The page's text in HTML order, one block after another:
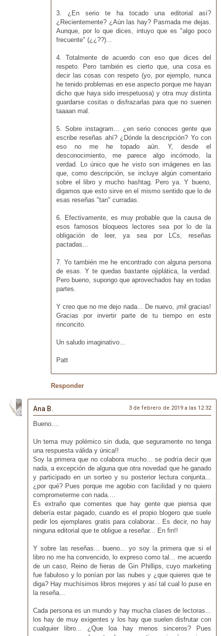
3. ¿En serio te ha tocado una editorial así?
¿Recientemente? ¿Aún las hay? Pasmada me dejas.
Aunque, por lo que dices, intuyo que es "algo poco
frecuente" (¿¿??)...
4. Totalmente de acuerdo con eso que dices del
respeto. Pero también es cierto que, una cosa es
decir las cosas con respeto (yo, por ejemplo, nunca
he tenido problemas en ese aspecto porque me hayan
dicho que haya sido irrespetuosa) y otra muy distinta
guardarse cositas o disfrazarlas para que no suenen
taaaan mal.
5. Sobre instagram... ¿en serio conoces gente que
escribe reseñas ahí? ¿Dónde la descripción? Yo con
eso no me he topado aún. Y, desde el
desconocimiento, me parece algo incómodo, la
verdad. Lo único que he visto son imágenes en las
que, como descripción, se incluye algún comentario
sobre el libro y mucho hashtag. Pero ya. Y bueno,
digamos que esto sirve en el mismo sentido que lo de
esas reseñas "tan" curradas.
6. Efectivamente, es muy probable que la causa de
esos famosos bloqueos lectores sea por lo de la
obligación de leer, ya sea por LCs, reseñas
pactadas...
7. Yo también me he encontrado con alguna persona
de esas. Y te quedas bastante ojiplática, la verdad.
Pero bueno, supongo que aprovechados hay en todas
partes.
Y creo que no me dejo nada... De nuevo, ¡mil gracias!
Gracias por invertir parte de tu tiempo en este
rinconcito.
Un saludo imaginativo...
Patt
Responder
Ana B. 3 de febrero de 2019 a las 12:32
Bueno....
Un tema muy polémico sin duda, que seguramente no tenga
una respuesta válida y única!!
Soy la primera que no colabora mucho... se podría decir que
nada, a excepción de alguna que otra novedad que he ganado
y participado en un sorteo y su posterior lectura conjunta...
¿por qué? Pues porque me agobio con facilidad y no quiero
comprometerme con nada....
Es extraño que comentes que hay gente que piensa que
debería estar pagado, cuando es el propio blogero que suele
pedir los ejemplares gratis para colaborar... Es decir, no hay
ninguna editorial que te obligue a reseñar... En fin!!
Y sobre las reseñas... bueno... yo soy la primera que si el
libro no me ha convencido, lo expreso como tal... me acuerdo
de un caso, Reino de fieras de Gin Phillips, cuyo marketing
fue fabuloso y lo ponían por las nubes y ¿que quieres que te
diga? Hay muchísimos libros mejores y así tal cual lo puse en
la reseña...
Cada persona es un mundo y hay mucha clases de lectoras...
los hay de muy exigentes y los hay que suelen disfrutar con
cualquier libro... ¿Que loa hay menos sinceros? Pues